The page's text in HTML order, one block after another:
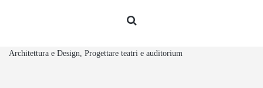
Architettura e Design, Progettare teatri e auditorium